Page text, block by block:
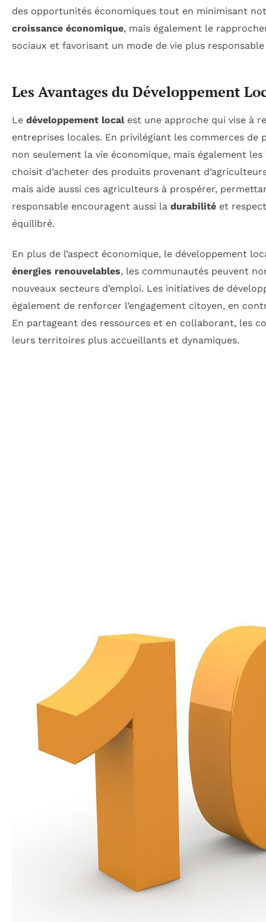
des opportunités économiques tout en minimisant
croissance économique, mais également le
sociaux et favorisant un mode de vie plus
Les Avantages du Développement
Le développement localest une approche qui vise à
entreprises locales. En privilégiant les commerces
non seulement la vie économique, mais également les
choisit d’acheter des produits provenant
mais aide aussi ces agriculteurs à prospérer,
responsable encouragent aussi la durabilité et
équilibré.
En plus de l’aspect économique, le développement
énergies renouvelables, les communautés peuvent
nouveaux secteurs d’emploi. Les initiatives de
également de renforcer l’engagement citoyen, en
En partageant des ressources et en collaborant, les
leurs territoires plus accueillants et dynamiques.